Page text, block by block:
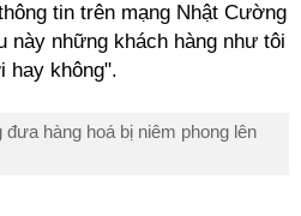
tin trên mạng Nhật Cường
này những khách hàng như tôi
hay không".
hàng hoá bị niêm phong lên